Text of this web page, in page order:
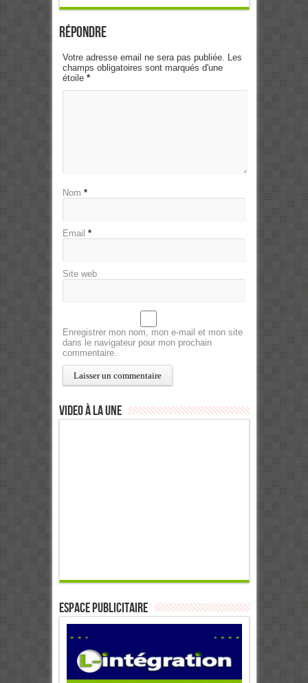
Répondre
Votre adresse email ne sera pas publiée. Les
champs obligatoires sont marqués d'une
étoile *
Nom *
Email *
Site web
Enregistrer mon nom, mon e-mail et mon site
dans le navigateur pour mon prochain
commentaire.
Video à la Une
ESPACE PUBLICITAIRE